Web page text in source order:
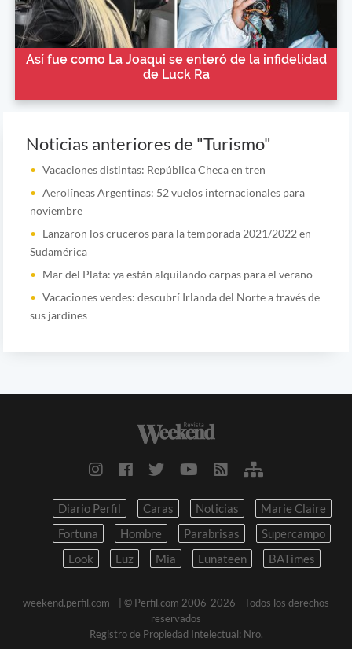
Así fue como La Joaqui se enteró de la infidelidad
de Luck Ra
Noticias anteriores de "Turismo"
Vacaciones distintas: República Checa en tren
Aerolíneas Argentinas: 52 vuelos internacionales para
noviembre
Lanzaron los cruceros para la temporada 2021/2022 en
Sudamérica
Mar del Plata: ya están alquilando carpas para el verano
Vacaciones verdes: descubrí Irlanda del Norte a través de
sus jardines
Diario Perfil Caras Noticias
Marie Claire
Fortuna
Hombre Parabrisas
Supercampo
Look
Luz Mia Lunateen BATimes
weekend.perfil.com -
| © Perfil.com 2006-2026 - Todos los derechos
reservados
Registro de Propiedad Intelectual: Nro.